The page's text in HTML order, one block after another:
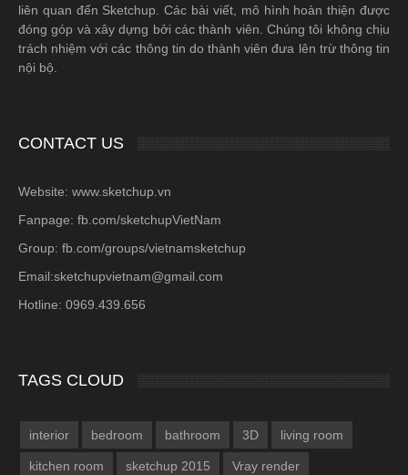
liên quan đến Sketchup. Các bài viết, mô hình hoàn thiện được
đóng góp và xây dựng bởi các thành viên. Chúng tôi không chịu
trách nhiệm với các thông tin do thành viên đưa lên trừ thông tin
nội bộ.
CONTACT US
Website: www.sketchup.vn
Fanpage: fb.com/sketchupVietNam
Group: fb.com/groups/vietnamsketchup
Email:sketchupvietnam@gmail.com
Hotline: 0969.439.656
TAGS CLOUD
interior bedroom bathroom 3D living room
kitchen room sketchup 2015 Vray render